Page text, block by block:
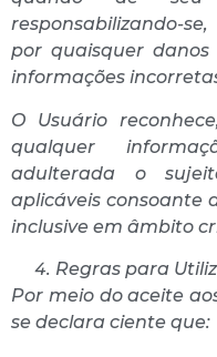
responsabilizando-
por quaisquer
informações
O Usuário
qualquer
adulterada o
aplicáveis consoante
inclusive em âmbito
Regras para
Por meio do aceite
se declara ciente que: